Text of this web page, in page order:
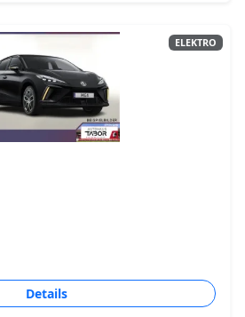
ELEKTRO
Details